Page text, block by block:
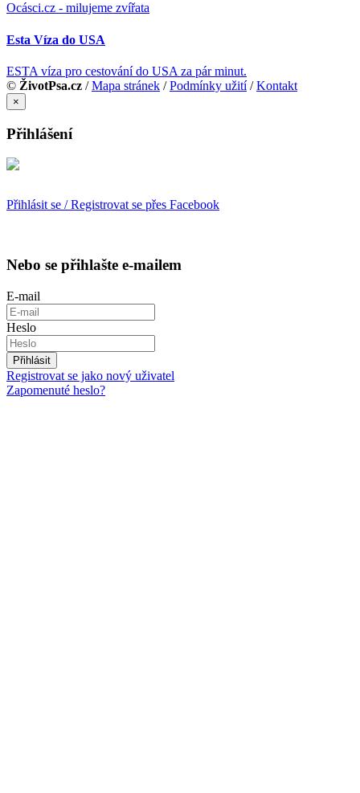
Ocásci.cz - milujeme zvířata
Esta Víza do USA
ESTA víza pro cestování do USA za pár minut.
© ŽivotPsa.cz /Mapa stránek /Podmínky užití/Kontakt
×
Přihlášení
Přihlásit se / Registrovat se přes Facebook
Nebo se přihlašte e-mailem
E-mail
Heslo
Přihlásit
Registrovat se jako nový uživatel
Zapomenuté heslo?